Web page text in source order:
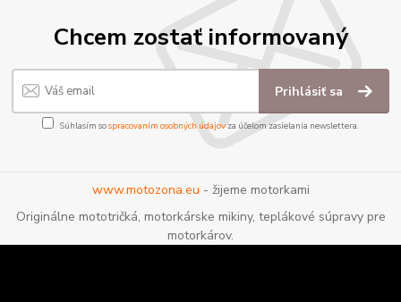
Chcem zostať informovaný
Prihlásiť sa
Súhlasím sospracovaním osobných údajov za účelom zasielania newslettera.
www.motozona.eu - žijeme motorkami
Originálne mototričká, motorkárske mikiny, teplákové súpravy pre
motorkárov.